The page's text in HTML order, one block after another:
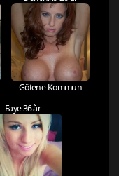
Götene-Kommun
Faye 36 år